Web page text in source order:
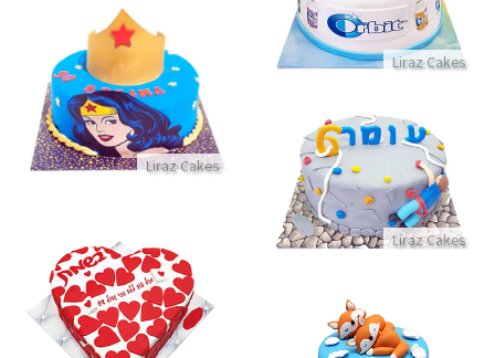
Liraz Cakes
Liraz Cakes
עוגת וונדר וומן לאשה מדהימה
התקשר/י
Liraz Cakes
עוגת יום הולדת קיר טיפוס
התקשר/י
עוגת לב
התקשר/י